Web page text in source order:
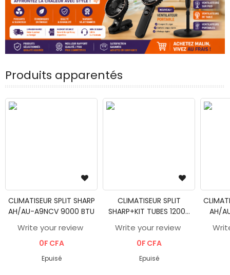
Produits apparentés
CLIMATISEUR SPLIT SHARP
AH/AU-A9NCV 9000 BTU
Write your review
0F CFA
Epuisé
CLIMATISEUR SPLIT
SHARP+KIT TUBES 12000
BTU AH/AU-A12RCD
Write your review
0F CFA
Epuisé
AH/